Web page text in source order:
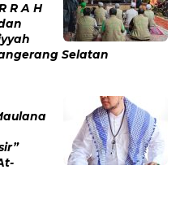
R A H
Selatan